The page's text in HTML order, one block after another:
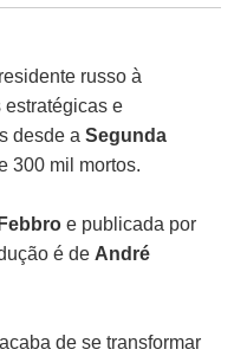
russo à
e
desde aSegunda
300 mil mortos.
e publicada por
é de André
acaba de se transformar